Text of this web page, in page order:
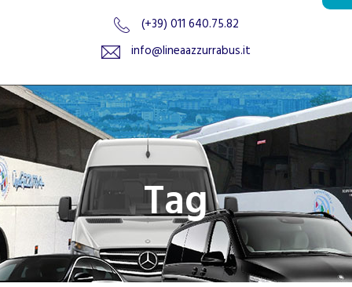
(+39) 011 640.75.82
info@lineaazzurrabus.it
Tag